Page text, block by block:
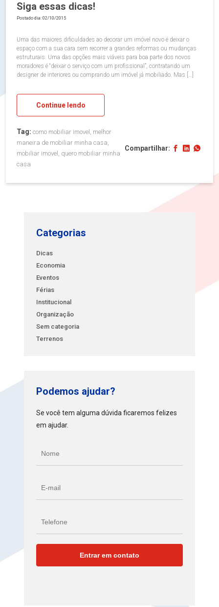
Siga essas dicas!
Postado dia: 02/10/2015
Uma das maiores dificuldades ao decorar um imóvel novo é deixar o
espaço com a sua cara sem recorrer a grandes reformas ou mudanças
estruturais. Uma das opções mais viáveis para boa parte dos novos
moradores é “deixar o serviço com um profissional”, contratando um
designer de interiores ou comprando um imóvel já mobiliado. Mas […]
Continue lendo
Tag: como mobiliar imovel, melhor
maneira de mobiliar minha casa,
mobiliar imovel, quero mobiliar minha
casa
Compartilhar:
Categorias
Dicas
Economia
Eventos
Férias
Institucional
Organização
Sem categoria
Terrenos
Podemos ajudar?
Se você tem alguma dúvida ficaremos felizes
em ajudar.